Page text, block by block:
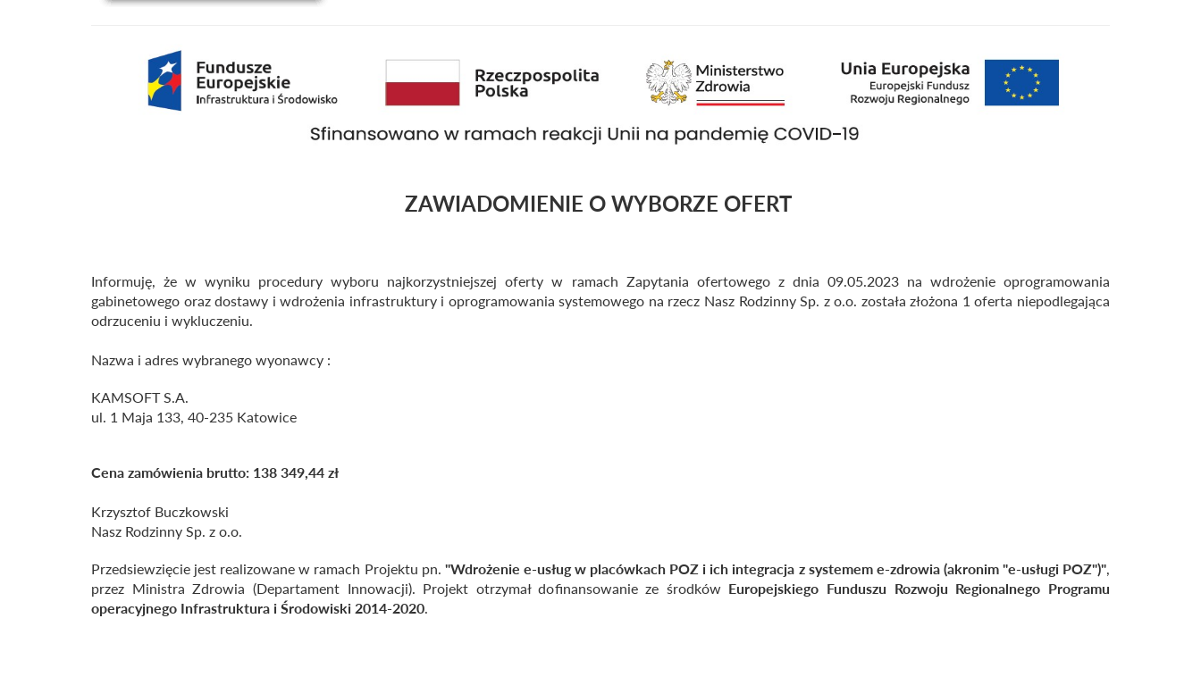
ZAWIADOMIENIE O WYBORZE OFERT
Informuję, że w wyniku procedury wyboru najkorzystniejszej oferty w ramach Zapytania ofertowego z dnia 09.05.2023 na wdrożenie oprogramowania
gabinetowego oraz dostawy i wdrożenia infrastruktury i oprogramowania systemowego na rzecz Nasz Rodzinny Sp. z o.o. została złożona 1 oferta niepodlegająca
odrzuceniu i wykluczeniu.
Nazwa i adres wybranego wyonawcy :
KAMSOFT S.A.
ul. 1 Maja 133, 40-235 Katowice
Cena zamówienia brutto: 138 349,44 zł
Krzysztof Buczkowski
Nasz Rodzinny Sp. z o.o.
Przedsiewzięcie jest realizowane w ramach Projektu pn. "Wdrożenie e-usług w placówkach POZ i ich integracja z systemem e-zdrowia (akronim "e-usługi POZ")",
przez Ministra Zdrowia (Departament Innowacji). Projekt otrzymał dofinansowanie ze środków Europejskiego Funduszu Rozwoju Regionalnego Programu
operacyjnego Infrastruktura i Środowiski 2014-2020.